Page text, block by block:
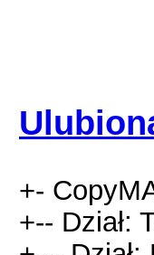
+-
+-- Dział: